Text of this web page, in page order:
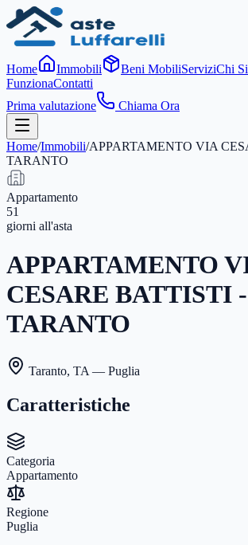
Home Immobili Beni MobiliServiziChi
FunzionaContatti
Prima valutazione
Chiama Ora
Home/Immobili/APPARTAMENTO VIA
TARANTO
Appartamento
51
giorni all'asta
APPARTAMENTO
CESARE BATTISTI -
TARANTO
Taranto, TA — Puglia
Caratteristiche
Categoria
Appartamento
Regione
Puglia